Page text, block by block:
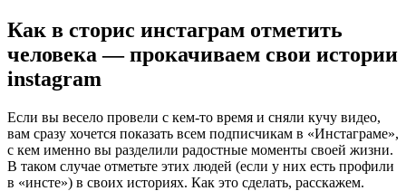
Как в сторис инстаграм отметить
человека — прокачиваем свои истории
instagram
Если вы весело провели с кем-то время и сняли кучу видео,
вам сразу хочется показать всем подписчикам в «Инстаграме»,
с кем именно вы разделили радостные моменты своей жизни.
В таком случае отметьте этих людей (если у них есть профили
в «инсте») в своих историях. Как это сделать, расскажем.